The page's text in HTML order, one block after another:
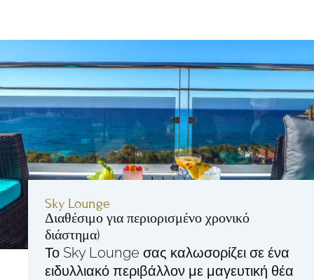
Sky Lounge
Διαθέσιμο για περιορισμένο χρονικό
διάστημα)
Το Sky Lounge σας καλωσορίζει σε ένα
ειδυλλιακό περιβάλλον με μαγευτική θέα